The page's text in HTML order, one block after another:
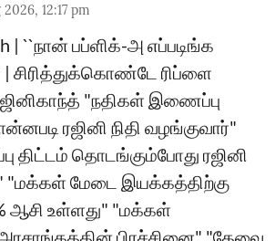
12:17 pm
| ``நான் பப்ளிக்-அ எப்படிங்க
| சிரித்துக்கொண்டே ரிப்ளை
"நதிகள் இணைப்பு
ரஜினி நிதி வழங்குவார்"
தொடங்கும்போது ரஜினி
"மக்கள் மேடை இயக்கத்திற்கு
ஆசி உள்ளது" "மக்கள்
பிரச்சினை" "தேவை